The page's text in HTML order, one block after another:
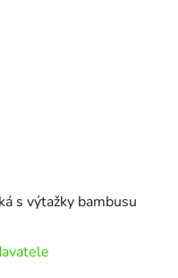
s výtažky bambusu